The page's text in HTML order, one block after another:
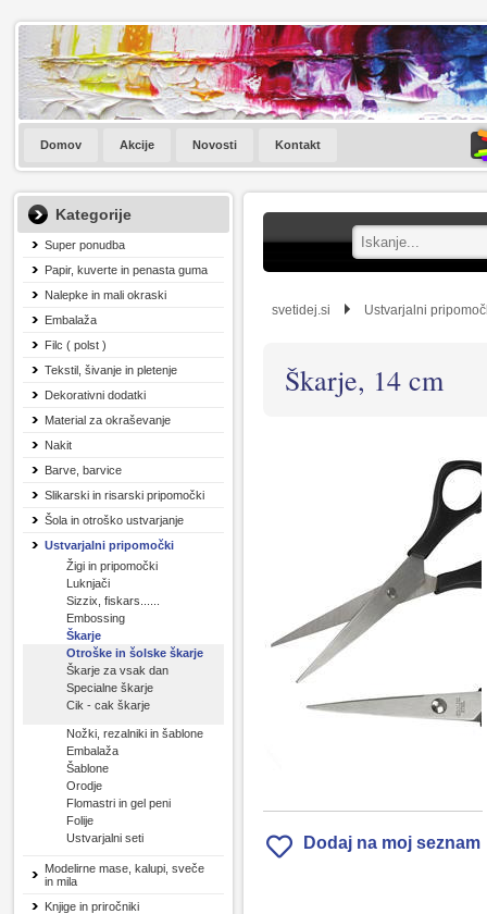
Domov Akcije Novosti Kontakt
Kategorije
Super ponudba
Papir, kuverte in penasta guma
Nalepke in mali okraski
Embalaža
Filc ( polst )
Tekstil, šivanje in pletenje
Dekorativni dodatki
Material za okraševanje
Nakit
Barve, barvice
Slikarski in risarski pripomočki
Šola in otroško ustvarjanje
Ustvarjalni pripomočki
Žigi in pripomočki
Luknjači
Sizzix, fiskars......
Embossing
Škarje
Otroške in šolske škarje
Škarje za vsak dan
Specialne škarje
Cik - cak škarje
Nožki, rezalniki in šablone
Embalaža
Šablone
Orodje
Flomastri in gel peni
Folije
Ustvarjalni seti
Modelirne mase, kalupi, sveče
in mila
Knjige in priročniki
svetidej.si Ustvarjalni
Škarje, 14 cm
Dodaj na moj seznam